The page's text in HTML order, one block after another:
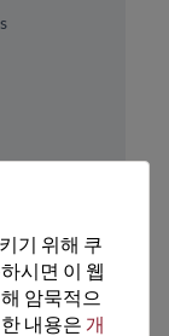
기 위해 쿠
시면 이 웹
암묵적으
내용은 개